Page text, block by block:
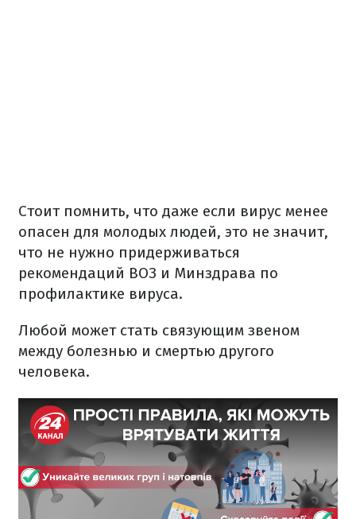
Стоит помнить, что даже если вирус менее
опасен для молодых людей, это не значит,
что не нужно придерживаться
рекомендаций ВОЗ и Минздрава по
профилактике вируса.
Любой может стать связующим звеном
между болезнью и смертью другого
человека.